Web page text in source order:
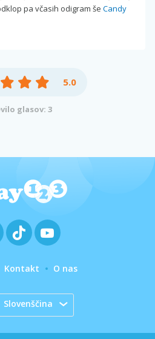
pa včasih odigram še Candy
5.0
glasov: 3
Kontakt O nas
Slovenščina